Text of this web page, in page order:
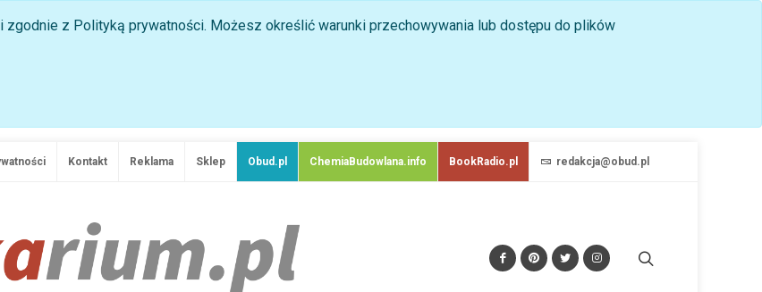
z Polityką prywatności. Możesz określić warunki przechowywania lub dostępu do plików
Kontakt Reklama Sklep Obud.pl ChemiaBudowlana.info BookRadio.pl redakcja@obud.pl